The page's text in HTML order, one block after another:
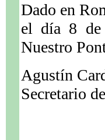
Dado en
el día 8 de
Nuestro
Agustín
Secretario